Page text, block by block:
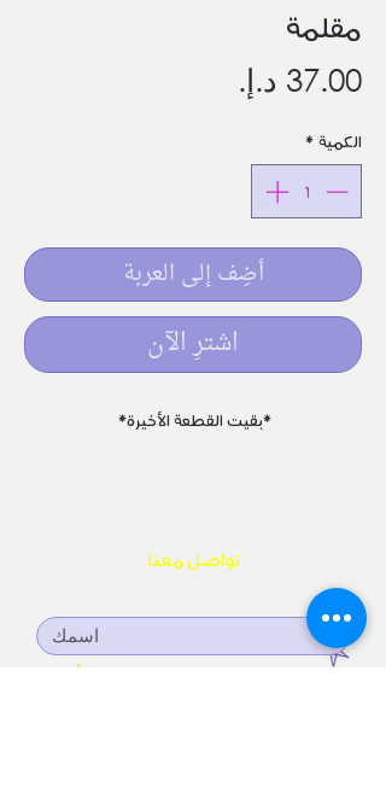
مقلمة
الكمية*
أضِف إلى العربة
اشترِ الآن
*بقيت القطعة الأخيرة*
تواصل معنا